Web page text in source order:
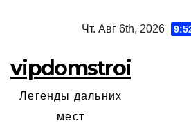
Чт. Авг 6th, 2026
vipdomstroi
Легенды дальних
мест